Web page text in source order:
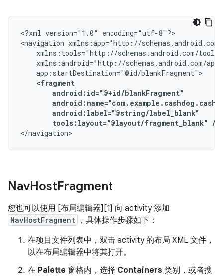
<?xml version="1.0"
encoding="utf-8"?>
<navigation
tools:layout="@layout/fragment_blank" />
</navigation>
NavHostFragment
您也可以使用 [布局编辑器][1] 向 activity 添加
NavHostFragment
，具体操作步骤如下：
在项目文件列表中，双击 activity 的布局 XML 文件，
以在布局编辑器中将其打开。
在 Palette 窗格内，选择 Containers 类别，或者搜